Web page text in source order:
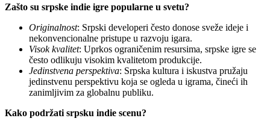
Zašto su srpske indie igre popularne u svetu?
Originalnost: Srpski developeri često donose sveže ideje i
nekonvencionalne pristupe u razvoju igara.
Visok kvalitet: Uprkos ograničenim resursima, srpske igre se
često odlikuju visokim kvalitetom produkcije.
Jedinstvena perspektiva: Srpska kultura i iskustva pružaju
jedinstvenu perspektivu koja se ogleda u igrama, čineći ih
zanimljivim za globalnu publiku.
Kako podržati srpsku indie scenu?